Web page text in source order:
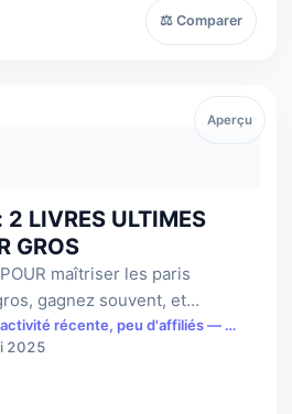
⚖ Comparer
LIVRES ULTIMES
GROS
maîtriser les paris
gagnez souvent, et
intelligemment. Prix à…
récente, peu d'affiliés — à
2025
Aperçu